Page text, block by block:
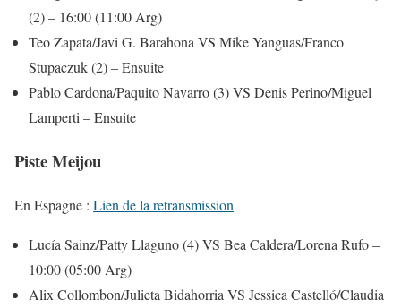
(2) – 16:00 (11:00 Arg)
Teo Zapata/Javi G. Barahona VS Mike Yanguas/Franco
Stupaczuk (2) – Ensuite
Pablo Cardona/Paquito Navarro (3) VS Denis Perino/Miguel
Lamperti – Ensuite
Piste Meijou
En Espagne : Lien de la retransmission
Lucía Sainz/Patty Llaguno (4) VS Bea Caldera/Lorena Rufo –
10:00 (05:00 Arg)
Alix Collombon/Julieta Bidahorria VS Jessica Castelló/Claudia